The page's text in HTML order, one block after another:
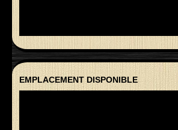
EMPLACEMENT DISPONIBLE